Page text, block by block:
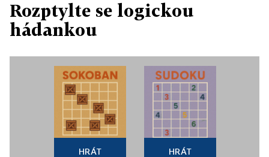
Rozptylte se logickou
hádankou
HRÁT HRÁT